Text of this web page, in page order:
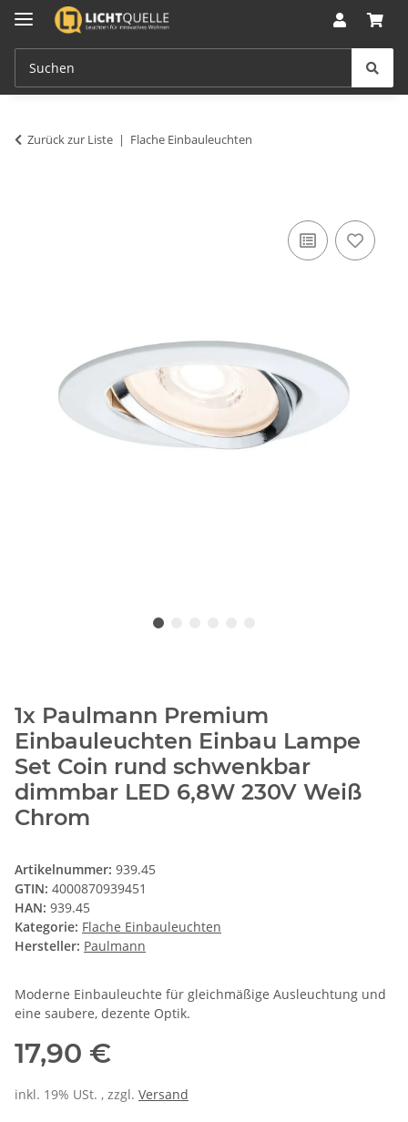
Zurück zur Liste Flache Einbauleuchten
1x Paulmann Premium
Einbauleuchten Einbau Lampe
Set Coin rund schwenkbar
dimmbar LED 6,8W 230V Weiß
Chrom
Artikelnummer: 939.45
GTIN: 4000870939451
HAN: 939.45
Kategorie: Flache Einbauleuchten
Hersteller: Paulmann
Moderne Einbauleuchte für gleichmäßige Ausleuchtung und
eine saubere, dezente Optik.
17,90 €
inkl. 19% USt. , zzgl. Versand